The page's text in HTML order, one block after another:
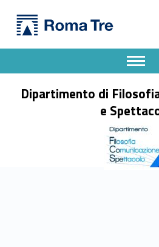
Dipartimento di Filosofia, Comunicazione e Spettacolo
Dipartimento di
e
Apri il
Header info sidebar